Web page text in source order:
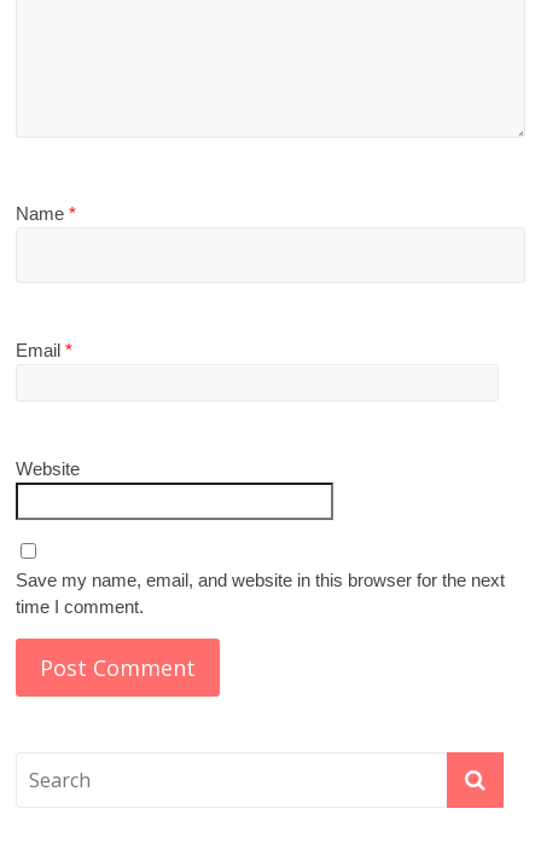
Name*
Email*
Website
Save my name, email, and website in this browser for the next
time I comment.